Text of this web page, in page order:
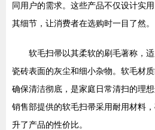
同用户的需求。这些产品不仅设计实
其细节，让消费者在选购时一目了然。
软毛扫帚以其柔软的刷毛著称，
瓷砖表面的灰尘和细小杂物。软毛材
确保清洁彻底，是家庭日常清扫的理
销售部提供的软毛扫帚采用耐用材料
升了产品的性价比。